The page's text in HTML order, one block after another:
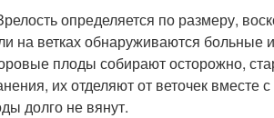
определяется по размеру,
на ветках обнаруживаются больные
плоды собирают осторожно,
их отделяют от веточек
долго не вянут.